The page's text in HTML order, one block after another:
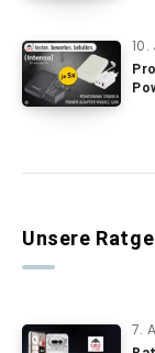
Unsere
7.